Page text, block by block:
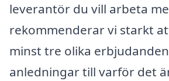
leverantör du vill arbeta
rekommenderar vi starkt
minst tre olika
anledningar till varför det